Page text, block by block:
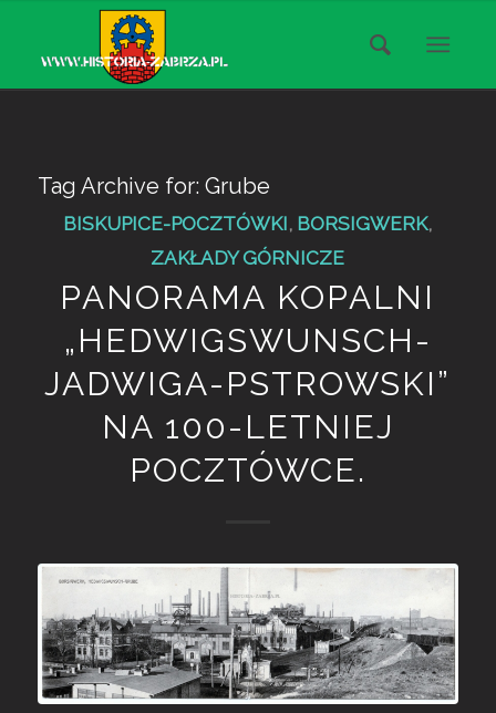
Tag Archive for: Grube
BISKUPICE-POCZTÓWKI, BORSIGWERK,
ZAKŁADY GÓRNICZE
PANORAMA KOPALNI
„HEDWIGSWUNSCH-
JADWIGA-PSTROWSKI”
NA 100-LETNIEJ
POCZTÓWCE.